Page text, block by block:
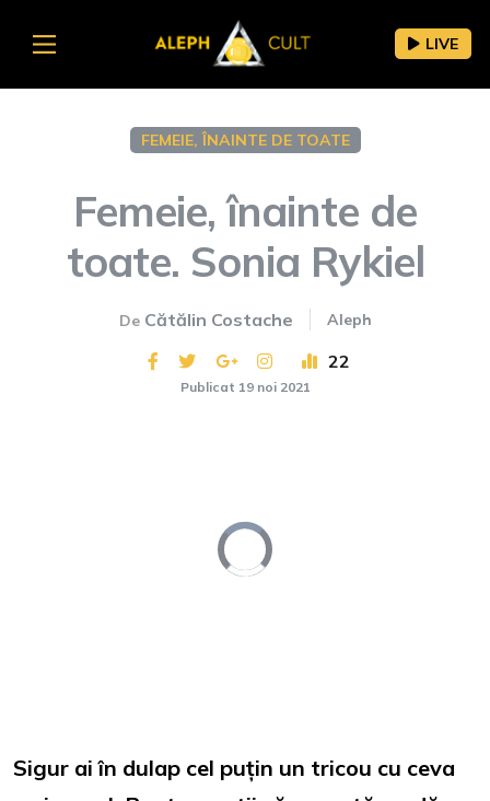
LIVE
FEMEIE, ÎNAINTE DE TOATE
Femeie, înainte de
toate. Sonia Rykiel
De Cătălin Costache Aleph
22
Publicat 19 noi 2021
Video
Player
is
loading.
Sigur ai în dulap cel puțin un tricou cu ceva